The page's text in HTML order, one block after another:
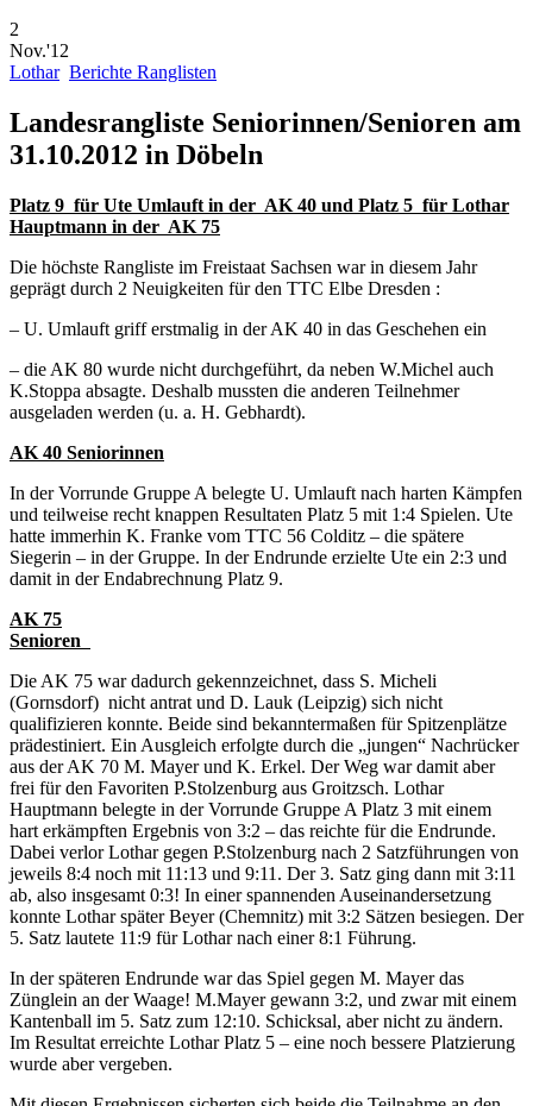
2
Nov.'12
Lothar Berichte Ranglisten
Landesrangliste Seniorinnen/Senioren am
31.10.2012 in Döbeln
Platz 9 für Ute Umlauft in der AK 40 und Platz 5 für Lothar
Hauptmann in der AK 75
Die höchste Rangliste im Freistaat Sachsen war in diesem Jahr
geprägt durch 2 Neuigkeiten für den TTC Elbe Dresden :
– U. Umlauft griff erstmalig in der AK 40 in das Geschehen ein
– die AK 80 wurde nicht durchgeführt, da neben W.Michel auch
K.Stoppa absagte. Deshalb mussten die anderen Teilnehmer
ausgeladen werden (u. a. H. Gebhardt).
AK 40 Seniorinnen
In der Vorrunde Gruppe A belegte U. Umlauft nach harten Kämpfen
und teilweise recht knappen Resultaten Platz 5 mit 1:4 Spielen. Ute
hatte immerhin K. Franke vom TTC 56 Colditz – die spätere
Siegerin – in der Gruppe. In der Endrunde erzielte Ute ein 2:3 und
damit in der Endabrechnung Platz 9.
AK 75
Senioren
Die AK 75 war dadurch gekennzeichnet, dass S. Micheli
(Gornsdorf) nicht antrat und D. Lauk (Leipzig) sich nicht
qualifizieren konnte. Beide sind bekanntermaßen für Spitzenplätze
prädestiniert. Ein Ausgleich erfolgte durch die „jungen“ Nachrücker
aus der AK 70 M. Mayer und K. Erkel. Der Weg war damit aber
frei für den Favoriten P.Stolzenburg aus Groitzsch. Lothar
Hauptmann belegte in der Vorrunde Gruppe A Platz 3 mit einem
hart erkämpften Ergebnis von 3:2 – das reichte für die Endrunde.
Dabei verlor Lothar gegen P.Stolzenburg nach 2 Satzführungen von
jeweils 8:4 noch mit 11:13 und 9:11. Der 3. Satz ging dann mit 3:11
ab, also insgesamt 0:3! In einer spannenden Auseinandersetzung
konnte Lothar später Beyer (Chemnitz) mit 3:2 Sätzen besiegen. Der
5. Satz lautete 11:9 für Lothar nach einer 8:1 Führung.
In der späteren Endrunde war das Spiel gegen M. Mayer das
Zünglein an der Waage! M.Mayer gewann 3:2, und zwar mit einem
Kantenball im 5. Satz zum 12:10. Schicksal, aber nicht zu ändern.
Im Resultat erreichte Lothar Platz 5 – eine noch bessere Platzierung
wurde aber vergeben.